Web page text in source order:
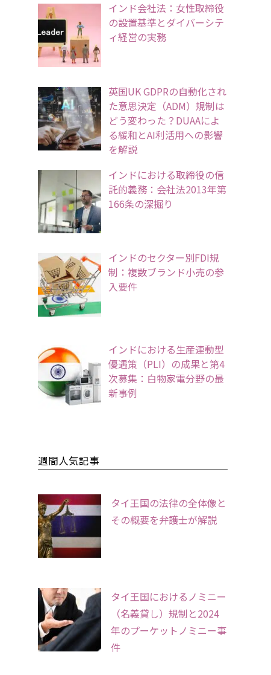
インド会社法：女性取締役
の設置基準とダイバーシテ
ィ経営の実務
英国UK GDPRの自動化され
た意思決定（ADM）規制は
どう変わった？DUAAによ
る緩和とAI利活用への影響
を解説
インドにおける取締役の信
託的義務：会社法2013年第
166条の深掘り
インドのセクター別FDI規
制：複数ブランド小売の参
入要件
インドにおける生産連動型
優遇策（PLI）の成果と第4
次募集：白物家電分野の最
新事例
週間人気記事
タイ王国の法律の全体像と
その概要を弁護士が解説
タイ王国におけるノミニー
（名義貸し）規制と2024
年のプーケットノミニー事
件